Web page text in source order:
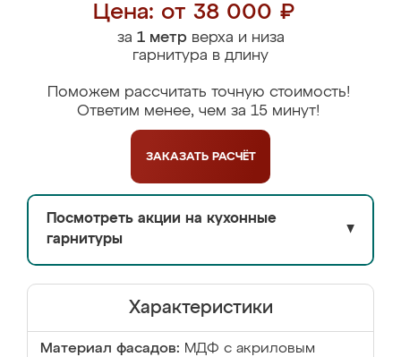
Цена: от 38 000 ₽
за 1 метрверха и низа
гарнитура в длину
Поможем рассчитать точную стоимость!
Ответим менее, чем за 15 минут!
ЗАКАЗАТЬ РАСЧЁТ
Посмотреть акции на кухонные
гарнитуры
▼
Характеристики
Материал фасадов: МДФ с акриловым